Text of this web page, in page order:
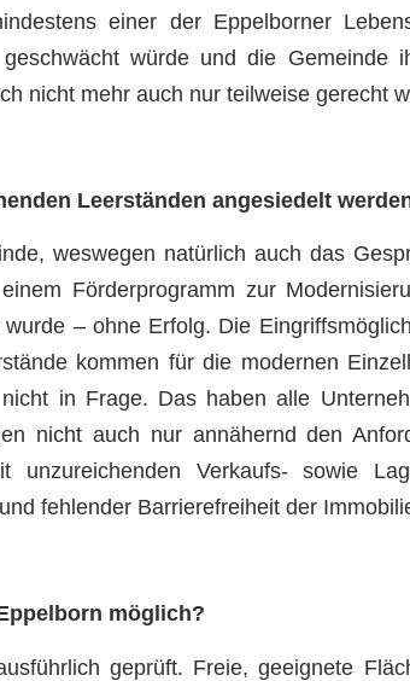
einer der Eppelborner
würde und die Gemeinde
nicht mehr auch nur teilweise gerecht
Leerständen angesiedelt
weswegen natürlich auch das
Förderprogramm zur
– ohne Erfolg. Die
kommen für die modernen
in Frage. Das haben alle
nicht auch nur annähernd den
Verkaufs- sowie
fehlender Barrierefreiheit der
möglich?
geprüft. Freie, geeignete